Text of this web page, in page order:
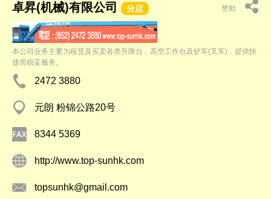
卓昇(机械)有限公司 分店 赞助
本公司业务主要为租赁及买卖各类升降台，高空工作台及铲车(叉车)，提供快
捷而稳妥服务。
2472 3880
元朗 粉锦公路20号
8344 5369
http://www.top-sunhk.com
topsunhk@gmail.com